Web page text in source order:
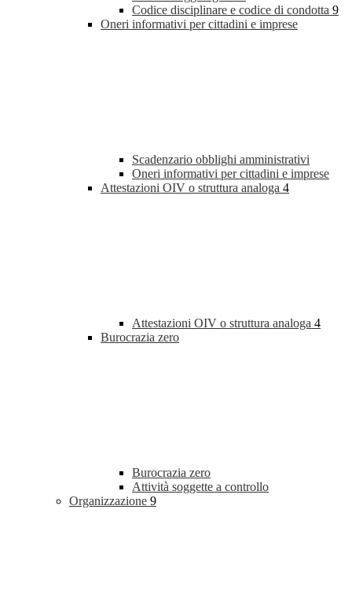
Codice disciplinare e codice di condotta 9
Oneri informativi per cittadini e imprese
Scadenzario obblighi amministrativi
Oneri informativi per cittadini e imprese
Attestazioni OIV o struttura analoga 4
Attestazioni OIV o struttura analoga 4
Burocrazia zero
Burocrazia zero
Attività soggette a controllo
Organizzazione 9